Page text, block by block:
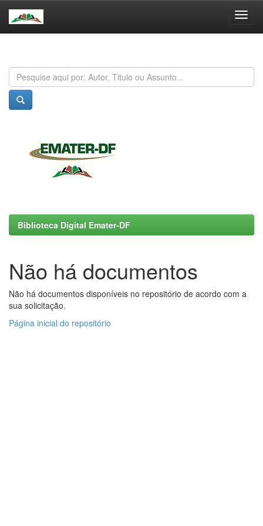
Biblioteca Digital Emater-DF
Não há documentos
Não há documentos disponíveis no repositório de acordo com a
sua solicitação.
Página inicial do repositório